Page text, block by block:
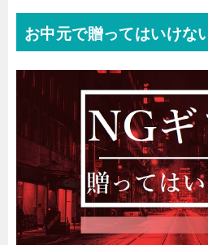
お中元で贈ってはいけな